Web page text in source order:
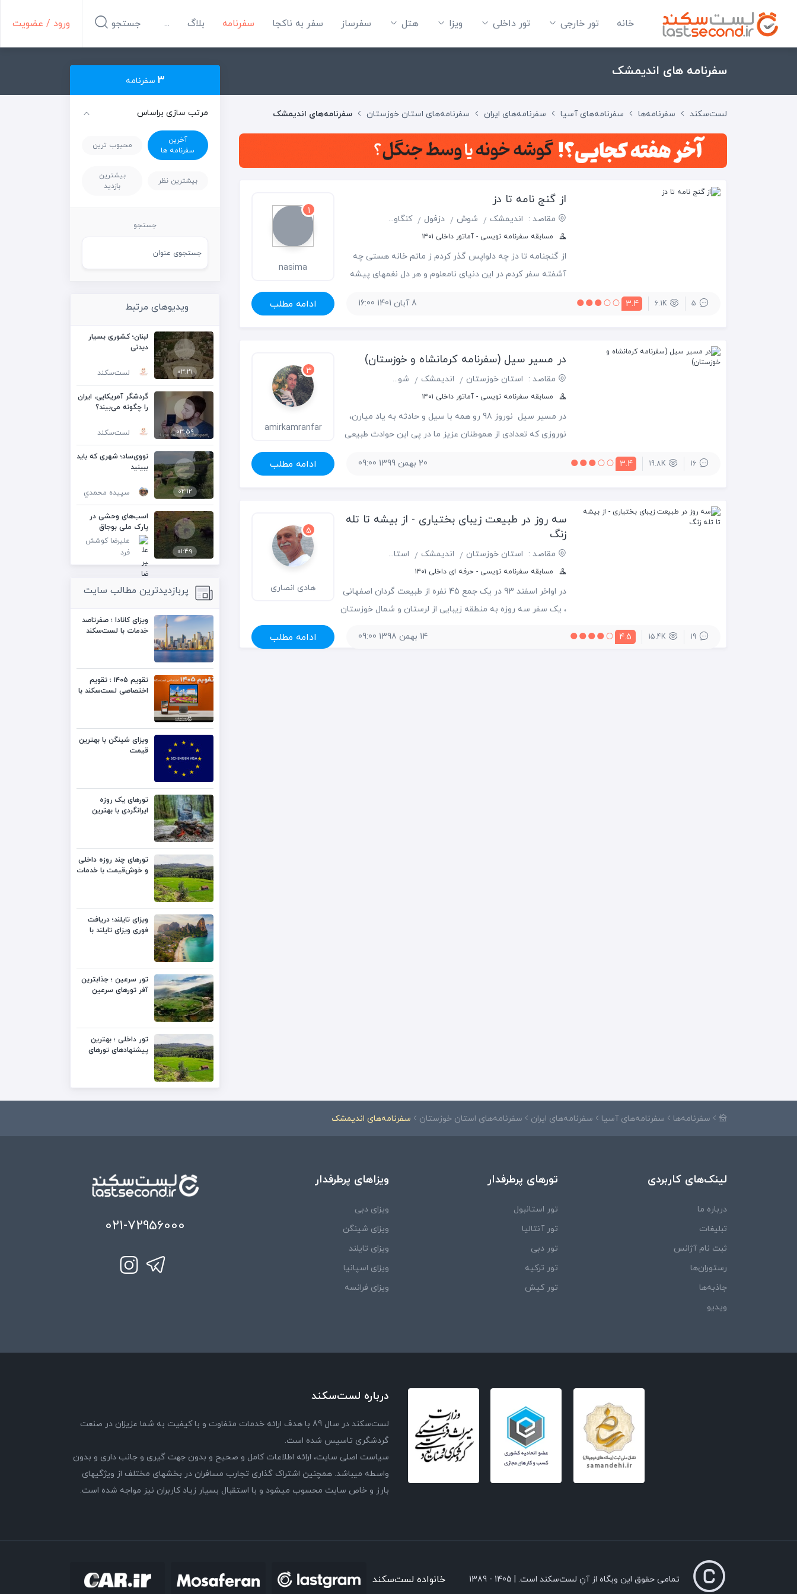
خانه تور خارجی تور داخلی ویزا هتل‌ سفرساز سفر به ناکجا سفرنامه بلاگ ... ورود / عضویت جستجو
سفرنامه های اندیمشک
لست‌سکند سفرنامه‌ها سفرنامه‌های آسیا سفرنامه‌های ایران سفرنامه‌های استان خوزستان سفرنامه‌های اندیمشک
از گنج نامه تا دز
مقاصد : اندیمشک شوش دزفول کنگاور اسد آباد
مسابقه سفرنامه نویسی - آماتور داخلی ۱۴۰۱
از گنج­نامه تا دز چه دلواپس گذر کردم ز ماتم خانه هستی چه
آشفته سفر کردم در این دنیای نا­معلوم و هر دل نغمه­ای پیشه
گفته هزاران رعد بی­باران چه غربت­ها، چه محنت­ها فقیر و بی­نوا
1
nasima
5
6.1K
3.4 8 آبان 1401 16:00 ادامه مطلب
در مسیر سیل (سفرنامه کرمانشاه و خوزستان)
مقاصد : استان خوزستان اندیمشک شوشتر کرمانشاه خرم آباد دهدز
مسابقه سفرنامه نویسی - آماتور داخلی ۱۴۰۱
در مسیر سیل نوروز 98 رو همه با سیل و حادثه به یاد میارن،
نوروزی که تعدادی از هموطنان عزیز ما در پی این حوادث طبیعی
حوادثی که میتوانستند با مدیریتی بهتر هرگز
3
amirkamranfar
16
19.8K
3.4 20 بهمن 1399 09:00 ادامه مطلب
سه روز در طبیعت زیبای بختیاری - از بیشه تا تله
زنگ
مقاصد : استان خوزستان اندیمشک استان لرستان
مسابقه سفرنامه نویسی - حرفه ای داخلی ۱۴۰۱
در اواخر اسفند 93 در یک جمع 45 نفره از طبیعت گردان اصفهانی
، یک سفر سه روزه به منطقه زیبایی از لرستان و شمال خوزستان
5
هادی انصاری
19
15.4K
4.5 14 بهمن 1398 09:00 ادامه مطلب
3 سفرنامه
مرتب سازی براساس
آخرین
سفرنامه ها
محبوب ترین
بیشترین نظر
بیشترین
بازدید
جستجو
ویدیوهای مرتبط
03:21
لبنان؛ کشوری بسیار
دیدنی
لست‌سکند
03:59
گردشگر آمریکایی، ایران
را چگونه می‌بیند؟
لست‌سکند
02:12
نووی‌ساد؛ شهری که باید
ببینید
سپيده محمدي
01:49
اسب‌های وحشی در
پارک ملی بوجاق
علیرضا کوشش
فرد
پربازدیدترین مطالب سایت
ویزای کانادا ؛ صفرتاصد
خدمات با لست‌سکند
تقویم ۱۴۰۵ ؛ تقویم
اختصاصی لست‌سکند با
ویزای شینگن با بهترین
قیمت
تورهای یک روزه
ایرانگردی با بهترین
تورهای چند روزه داخلی
و خوش‌قیمت با خدمات
ویزای تایلند؛ دریافت
فوری ویزای تایلند با
تور سرعین ؛ جذابترین
آفر تورهای سرعین
تور داخلی ؛ بهترین
پیشنهادهای تورهای
سفرنامه‌ها سفرنامه‌های آسیا سفرنامه‌های ایران سفرنامه‌های استان خوزستان سفرنامه‌های اندیمشک
لینک‌های کاربردی
درباره ما
تبلیغات
ثبت نام آژانس
رستوران‌ها
جاذبه‌ها
ویدیو‌
تورهای پرطرفدار
تور استانبول
تور آنتالیا
تور دبی
تور ترکیه
تور کیش
ویزاهای پرطرفدار
ویزای دبی
ویزای شینگن
ویزای تایلند
ویزای اسپانیا
ویزای فرانسه
021-72956000
درباره لست‌سکند
لست‌سکند در سال 89 با هدف ارائه خدمات متفاوت و با کیفیت به شما عزیزان در صنعت
گردشگری تاسیس شده است.
سیاست اصلی سایت، ارائه اطلاعات کامل و صحیح و بدون جهت گیری و جانب داری و بدون
واسطه میباشد. همچنین اشتراک گذاری تجارب مسافران در بخشهای مختلف از ویژگیهای
بارز و خاص سایت محسوب میشود و با استقبال بسیار زیاد کاربران نیز مواجه شده است.
تمامی حقوق این وبگاه از آنِ لست‌سکند است. | 1389 - 1405 خانواده لست‌سکند